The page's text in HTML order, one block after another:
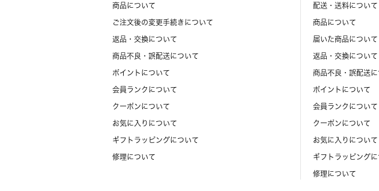
商品について
ご注文後の変更手続きについて
返品・交換について
商品不良・誤配送について
ポイントについて
会員ランクについて
クーポンについて
お気に入りについて
ギフトラッピングについて
修理について
配送・送料について
商品について
届いた商品について
返品・交換について
商品不良・誤配送
ポイントについて
会員ランクについて
クーポンについて
お気に入りについて
ギフトラッピング
修理について